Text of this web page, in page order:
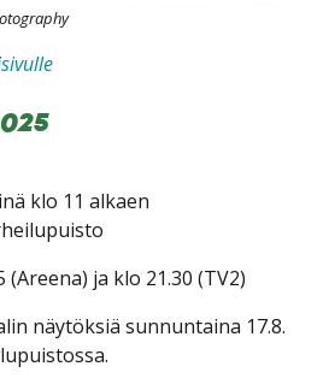
klo 11 alkaen
(Areena) ja klo 21.30 (TV2)
näytöksiä sunnuntaina 17.8.